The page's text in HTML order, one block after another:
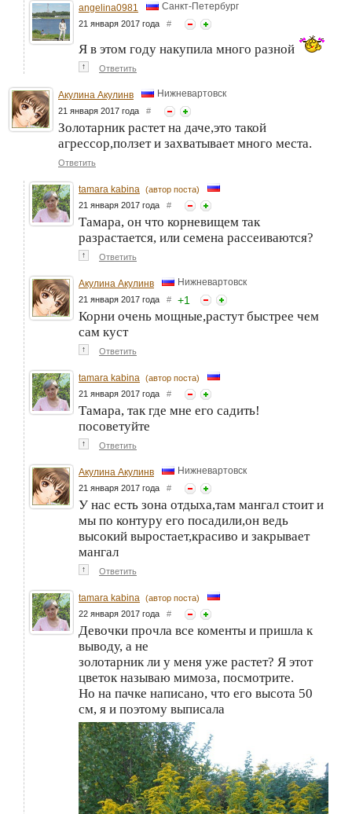
angelina0981 Санкт-Петербург
21 января 2017 года #
Я в этом году накупила много разной
↑ Ответить
Акулина Акулинв Нижневартовск
21 января 2017 года #
Золотарник растет на даче,это такой
агрессор,ползет и захватывает много места.
Ответить
tamara kabina (автор поста)
21 января 2017 года #
Тамара, он что корневищем так
разрастается, или семена рассеиваются?
↑ Ответить
Акулина Акулинв Нижневартовск
21 января 2017 года # +1
Корни очень мощные,растут быстрее чем
сам куст
↑ Ответить
tamara kabina (автор поста)
21 января 2017 года #
Тамара, так где мне его садить!
посоветуйте
↑ Ответить
Акулина Акулинв Нижневартовск
21 января 2017 года #
У нас есть зона отдыха,там мангал стоит и
мы по контуру его посадили,он ведь
высокий выростает,красиво и закрывает
мангал
↑ Ответить
tamara kabina (автор поста)
22 января 2017 года #
Девочки прочла все коменты и пришла к
выводу, а не
золотарник ли у меня уже растет? Я этот
цветок называю мимоза, посмотрите.
Но на пачке написано, что его высота 50
см, я и поэтому выписала